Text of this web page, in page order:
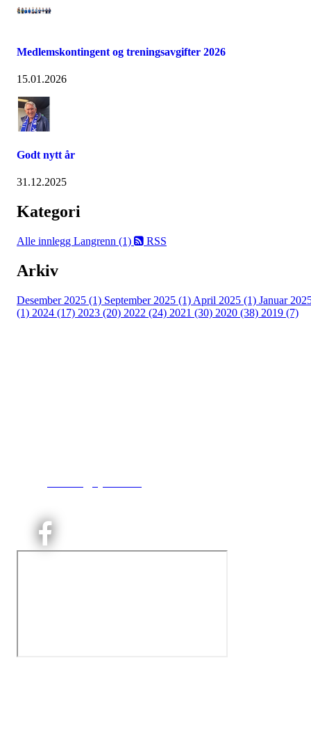
Medlemskontingent og treningsavgifter 2026
15.01.2026
Godt nytt år
31.12.2025
Kategori
Alle innlegg Langrenn (1) RSS
Arkiv
Desember 2025 (1) September 2025 (1) April 2025 (1) Januar
(1) 2024 (17) 2023 (20) 2022 (24) 2021 (30) 2020 (38) 2019 (7)